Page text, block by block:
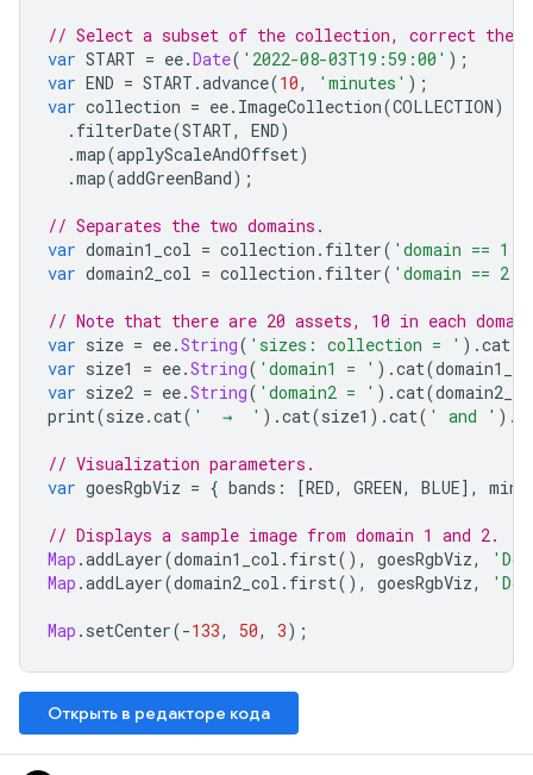
// Select a subset of the collection, correct the
var START = ee.Date( '2022-08-03T19:59:00' );
var END = START .advance(10, 'minutes' );
var collection = ee. ImageCollection(COLLECTION)
. filterDate(START, END)
.map(applyScaleAndOffset)
.map(addGreenBand);
// Separates the two domains.
var domain1_col = collection . filter( 'domain == 1'
var domain2_col = collection . filter( 'domain == 2'
// Note that there are 20 assets, 10 in each
var size = ee.String( 'sizes: collection = ' ).cat
var size1 = ee.String( 'domain1 = ' ).cat(
var size2 = ee.String( 'domain2 = ' ).cat(
print(size.cat( '  →  ' ).cat(size1 ).cat( ' and ' ).
// Visualization parameters.
var goesRgbViz = { bands : [RED, GREEN, BLUE], min
// Displays a sample image from domain 1 and 2.
Map .addLayer(domain1_col . first(), goesRgbViz,
Map .addLayer(domain2_col . first(), goesRgbViz,
Map . setCenter(-133, 50, 3);
Открыть в редакторе кода